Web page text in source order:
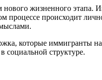
жизненного этапа.
происходит
которые иммигранты
социальной структуре.